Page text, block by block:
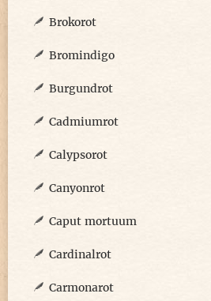
Brokorot
Bromindigo
Burgundrot
Cadmiumrot
Calypsorot
Canyonrot
Caput mortuum
Cardinalrot
Carmonarot